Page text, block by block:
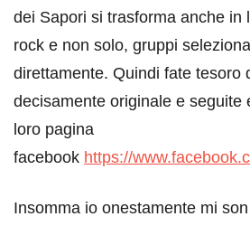
dei Sapori si trasforma anche in
rock e non solo, gruppi
direttamente. Quindi fate tesoro
decisamente originale e seguite
loro pagina
facebook https://
Insomma io onestamente mi